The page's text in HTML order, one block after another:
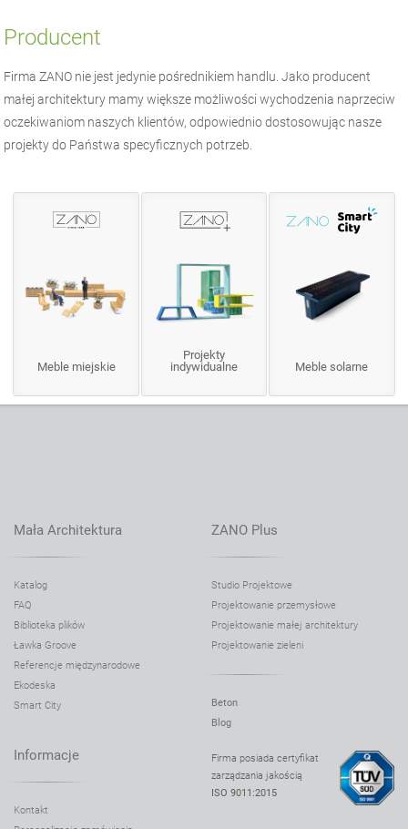
Producent
FirmaZANO nie jest jedynie pośrednikiem handlu. Jako producent
małej architektury mamy większe możliwości wychodzenia naprzeciw
oczekiwaniom naszych klientów, odpowiednio dostosowując nasze
projekty do Państwa specyficznych potrzeb.
Meble miejskie
Projekty
indywidualne
Meble solarne
Mała Architektura
Katalog
FAQ
Biblioteka plików
Ławka Groove
Referencje międzynarodowe
Ekodeska
Smart City
ZANO Plus
Studio Projektowe
Projektowanie przemysłowe
Projektowanie małej architektury
Projektowanie zieleni
Beton
Blog
Informacje
Kontakt
Firma posiada certyfikat
zarządzania jakością
ISO 9011:2015